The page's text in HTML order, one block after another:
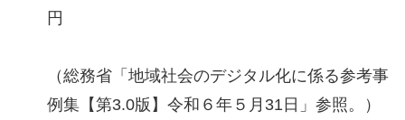
円
（総務省「地域社会のデジタル化に係る参考事
例集【第3.0版】令和６年５月31日」参照。）